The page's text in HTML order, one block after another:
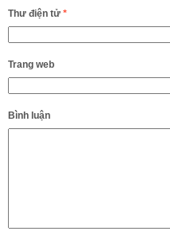
Thư điện tử *
Trang web
Bình luận